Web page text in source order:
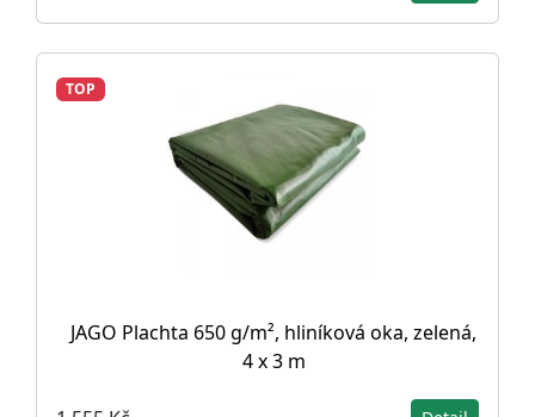
TOP
JAGO Plachta 650 g/m², hliníková oka, zelená,
4 x 3 m